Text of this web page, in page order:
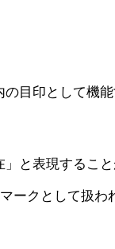
目印として機能
と表現すること
ークとして扱わ